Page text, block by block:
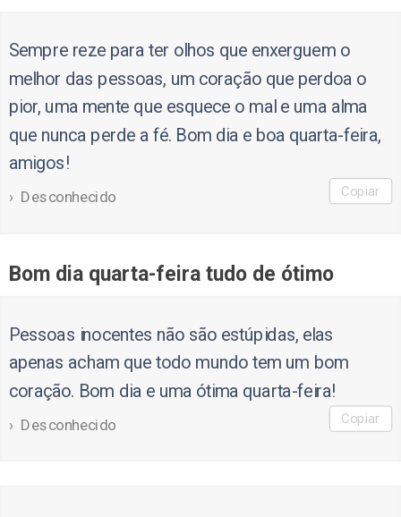
Sempre reze para ter olhos que enxerguem o
melhor das pessoas, um coração que perdoa o
pior, uma mente que esquece o mal e uma alma
que nunca perde a fé. Bom dia e boa quarta-feira,
amigos!
Desconhecido Copiar
Bom dia quarta-feira tudo de ótimo
Pessoas inocentes não são estúpidas, elas
apenas acham que todo mundo tem um bom
coração. Bom dia e uma ótima quarta-feira!
Desconhecido Copiar